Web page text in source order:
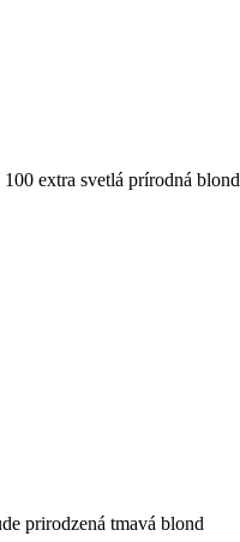
extra svetlá prírodná blond
prirodzená tmavá blond